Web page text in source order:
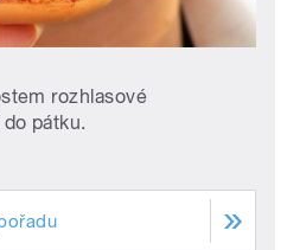
rozhlasové
pátku.